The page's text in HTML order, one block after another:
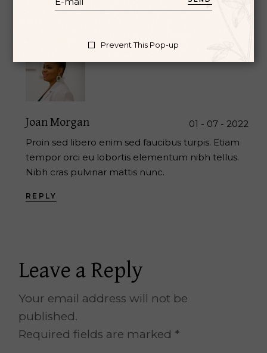
Joan Morgan
01 - 07 - 2022
Proin sed libero enim sed faucibus turpis. Etiam
tempor orci eu lobortis elementum nibh tellus.
Nibh cras pulvinar mattis nunc.
REPLY
Leave a Reply
Your email address will not be
published.
Required fields are marked *
Prevent This Pop-up